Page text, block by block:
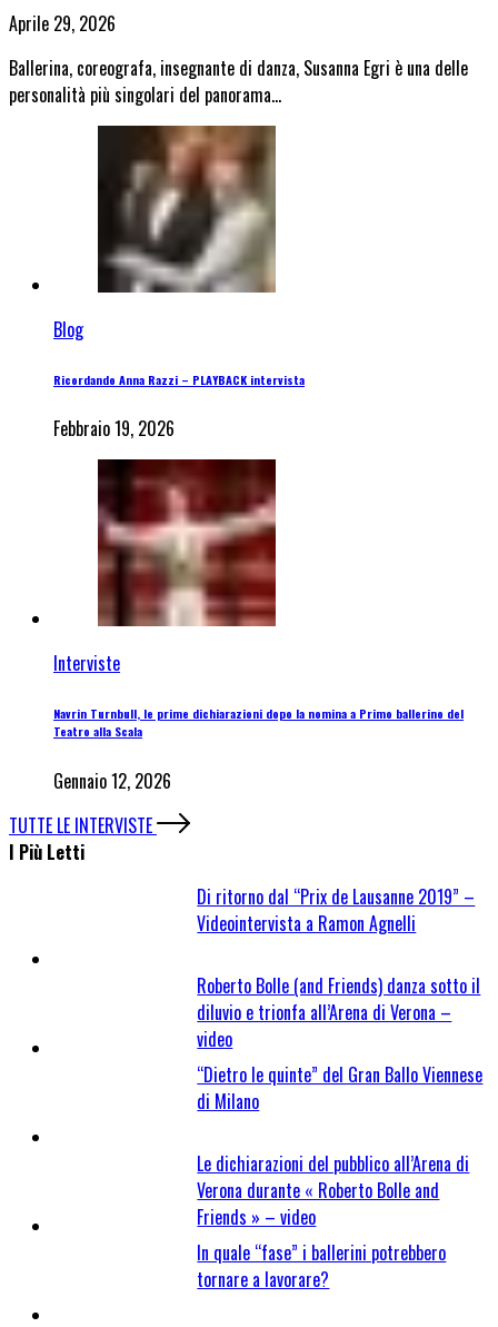
Aprile 29, 2026
Ballerina, coreografa, insegnante di danza, Susanna Egri è una delle
personalità più singolari del panorama…
Blog
Ricordando Anna Razzi – PLAYBACK intervista
Febbraio 19, 2026
Interviste
Navrin Turnbull, le prime dichiarazioni dopo la nomina a Primo ballerino del
Teatro alla Scala
Gennaio 12, 2026
TUTTE LE INTERVISTE
I Più Letti
Di ritorno dal “Prix de Lausanne 2019” –
Videointervista a Ramon Agnelli
Roberto Bolle (and Friends) danza sotto il
diluvio e trionfa all’Arena di Verona –
video
“Dietro le quinte” del Gran Ballo Viennese
di Milano
Le dichiarazioni del pubblico all’Arena di
Verona durante « Roberto Bolle and
Friends » – video
In quale “fase” i ballerini potrebbero
tornare a lavorare?